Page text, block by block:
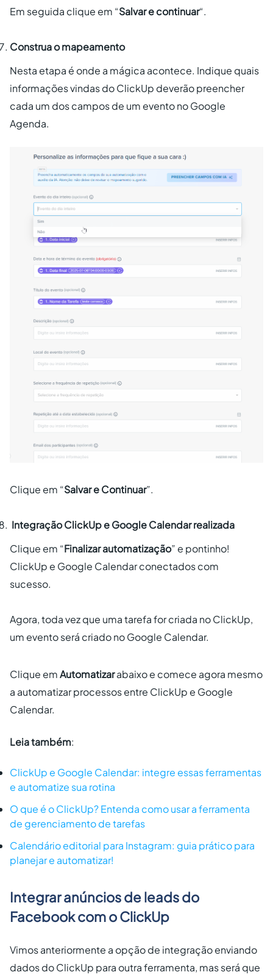
Em seguida clique em “Salvar e continuar“.
Construa o mapeamento
Nesta etapa é onde a mágica acontece. Indique quais
informações vindas do ClickUp deverão preencher
cada um dos campos de um evento no Google
Agenda.
Clique em “Salvar e Continuar”.
Integração ClickUp e Google Calendar realizada
Clique em “Finalizar automatização” e pontinho!
ClickUp e Google Calendar conectados com
sucesso.
Agora, toda vez que uma tarefa for criada no ClickUp,
um evento será criado no Google Calendar.
Clique emAutomatizarabaixo e comece agora mesmo
a automatizar processos entre ClickUp e Google
Calendar.
Leia também:
ClickUp e Google Calendar: integre essas ferramentas
e automatize sua rotina
O que é o ClickUp? Entenda como usar a ferramenta
de gerenciamento de tarefas
Calendário editorial para Instagram: guia prático para
planejar e automatizar!
Integrar anúncios de leads do
Facebook com o ClickUp
Vimos anteriormente a opção de integração enviando
dados do ClickUp para outra ferramenta, mas será que